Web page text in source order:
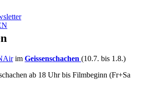
im Geissenschachen (10.7. bis 1.8.)
ab 18 Uhr bis Filmbeginn (Fr+Sa